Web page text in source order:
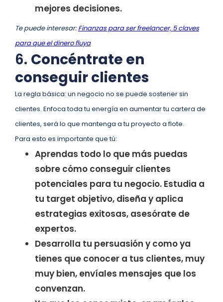
mejores decisiones.
Te puede interesar:Finanzas para ser freelancer, 5 claves
para que el dinero fluya
6. Concéntrate en
conseguir clientes
La regla básica: un negocio no se puede sostener sin
clientes. Enfoca toda tu energía en aumentar tu cartera de
clientes, será lo que mantenga a tu proyecto a flote.
Para esto es importante que tú:
Aprendas todo lo que más puedas
sobre cómo conseguir clientes
potenciales para tu negocio. Estudia a
tu target objetivo, diseña y aplica
estrategias exitosas, asesórate de
expertos.
Desarrolla tu persuasión y como ya
tienes que conocer a tus clientes, muy
muy bien, envíales mensajes que los
convenzan.